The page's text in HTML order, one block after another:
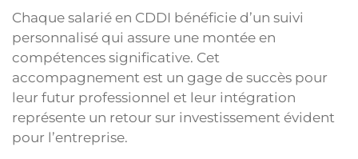
Chaque salarié en CDDI bénéficie d’un suivi
personnalisé qui assure une montée en
compétences significative. Cet
accompagnement est un gage de succès pour
leur futur professionnel et leur intégration
représente un retour sur investissement évident
pour l’entreprise.